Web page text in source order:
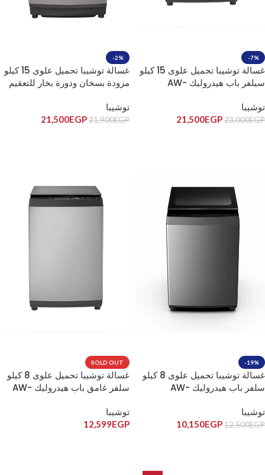
-7%
غسالة توشيبا تحميل علوى 15 كيلو
سيلفر باب هيدروليك AW-
توشيبا
23,000EGP
21,500EGP
-2%
غسالة توشيبا تحميل علوى 15 كيلو
مزودة بسخان ودورة بخار للتعقيم
DUHN1600LUPEG(SK)
توشيبا
21,900EGP
21,500EGP
-19%
غسالة توشيبا تحميل علوى 8 كيلو
سلفر باب هيدروليك AW-
توشيبا
12,500EGP
10,150EGP
SOLD OUT
غسالة توشيبا تحميل علوى 8 كيلو
سلفر غامق باب هيدروليك AW-
توشيبا
12,599EGP